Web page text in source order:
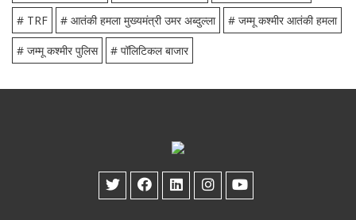
# TRF
# आतंकी हमला मुख्यमंत्री उमर अब्दुल्ला
# जम्मू कश्मीर आतंकी हमला
# जम्मू कश्मीर पुलिस
# पॉलिटिकल बाजार